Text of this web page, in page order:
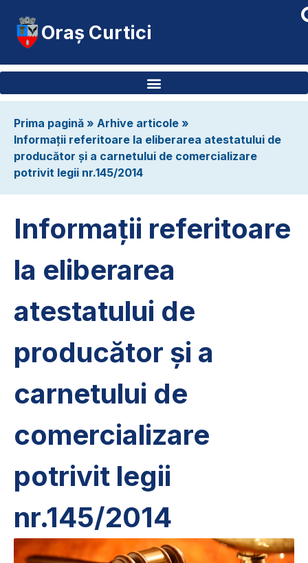
Oraș Curtici
Prima pagină » Arhive articole »
Informații referitoare la eliberarea atestatului de
producător și a carnetului de comercializare
potrivit legii nr.145/2014
Informații referitoare
la eliberarea
atestatului de
producător și a
carnetului de
comercializare
potrivit legii
nr.145/2014